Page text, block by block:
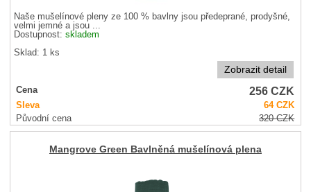
Naše mušelínové pleny ze 100 % bavlny jsou předeprané, prodyšné,
velmi jemné a jsou ...
Dostupnost:skladem
Sklad: 1 ks
Zobrazit detail
Cena 256CZK
Sleva 64CZK
Původní cena
320CZK
Mangrove Green Bavlněná mušelínová plena